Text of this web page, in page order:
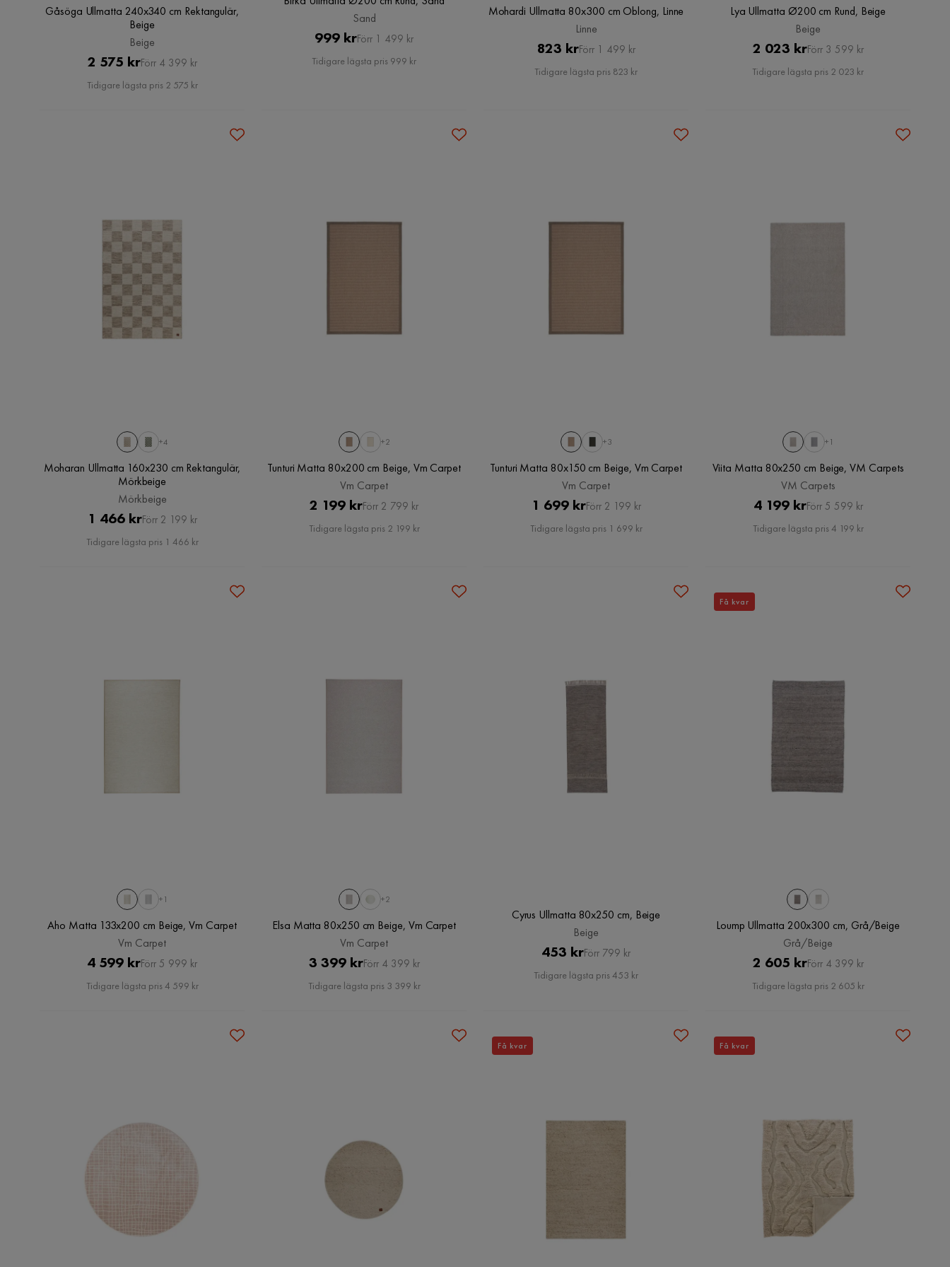
Gåsöga Ullmatta 240x340 cm Rektangulär,
Beige
Beige
Pris
2 575 krOriginal
Pris
Förr 4 399 kr
Tidigare lägsta pris 2 575 kr
Sand
Pris
999 kr Original
Pris
Förr 1 499 kr
Tidigare lägsta pris 999 kr
Mohardi Ullmatta 80x300 cm Oblong, Linne
Linne
Pris
823 kr Original
Pris
Förr 1 499 kr
Tidigare lägsta pris 823 kr
Lya Ullmatta Ø200 cm Rund, Beige
Beige
Pris
2 023 krOriginal
Pris
Förr 3 599 kr
Tidigare lägsta pris 2 023 kr
+4
Moharan Ullmatta 160x230 cm Rektangulär,
Mörkbeige
Mörkbeige
Pris
1 466 krOriginal
Pris
Förr 2 199 kr
Tidigare lägsta pris 1 466 kr
+2
Tunturi Matta 80x200 cm Beige, Vm Carpet
Vm Carpet
Pris
2 199 krOriginal
Pris
Förr 2 799 kr
Tidigare lägsta pris 2 199 kr
+3
Tunturi Matta 80x150 cm Beige, Vm Carpet
Vm Carpet
Pris
1 699 krOriginal
Pris
Förr 2 199 kr
Tidigare lägsta pris 1 699 kr
+1
Viita Matta 80x250 cm Beige, VM Carpets
VM Carpets
Pris
4 199 krOriginal
Pris
Förr 5 599 kr
Tidigare lägsta pris 4 199 kr
+1
Aho Matta 133x200 cm Beige, Vm Carpet
Vm Carpet
Pris
4 599 krOriginal
Pris
Förr 5 999 kr
Tidigare lägsta pris 4 599 kr
+2
Elsa Matta 80x250 cm Beige, Vm Carpet
Vm Carpet
Pris
3 399 krOriginal
Pris
Förr 4 399 kr
Tidigare lägsta pris 3 399 kr
Cyrus Ullmatta 80x250 cm, Beige
Beige
Pris
453 krOriginal
Pris
Förr 799 kr
Tidigare lägsta pris 453 kr
Loump Ullmatta 200x300 cm, Grå/Beige
Grå/Beige
Pris
2 605 krOriginal
Pris
Förr 4 399 kr
Tidigare lägsta pris 2 605 kr
Få kvar
Få kvar Få kvar